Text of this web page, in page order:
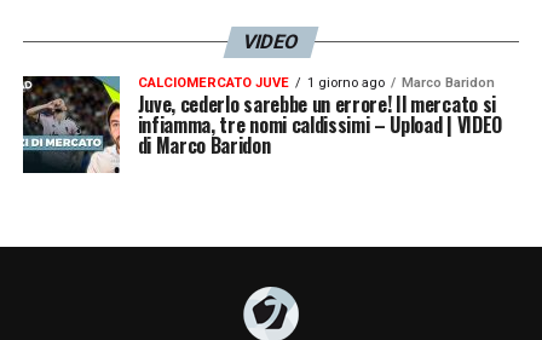
VIDEO
CALCIOMERCATO JUVE 1 giorno ago Marco Baridon
Juve, cederlo sarebbe un errore! Il mercato si
infiamma, tre nomi caldissimi – Upload | VIDEO
di Marco Baridon